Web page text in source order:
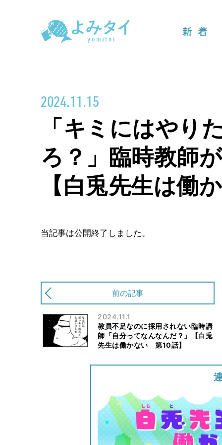
2024.11.15
「キミにはやり
ろ？」臨時教師
【白兎先生は働
当記事は公開終了しました。
前の記事
2024.11.1
教員不足なのに採用されない臨時講
師「自分ってなんなんだ？」【白兎
先生は働かない 第10話】